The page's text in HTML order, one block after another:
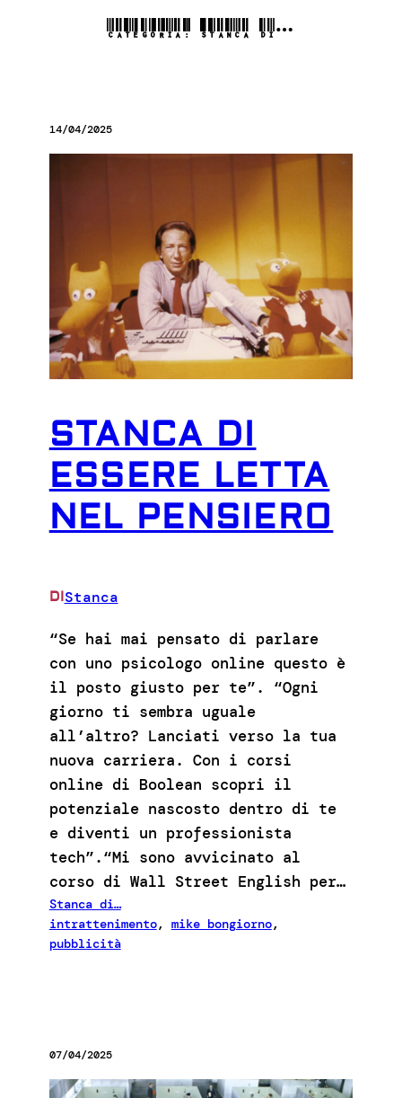
CATEGORIA: STANCA DI…
14/04/2025
STANCA DI
ESSERE LETTA
NEL PENSIERO
DIStanca
“Se hai mai pensato di parlare
con uno psicologo online questo è
il posto giusto per te”. “Ogni
giorno ti sembra uguale
all’altro? Lanciati verso la tua
nuova carriera. Con i corsi
online di Boolean scopri il
potenziale nascosto dentro di te
e diventi un professionista
tech”.“Mi sono avvicinato al
corso di Wall Street English per…
Stanca di…
intrattenimento, mike bongiorno
pubblicità
07/04/2025